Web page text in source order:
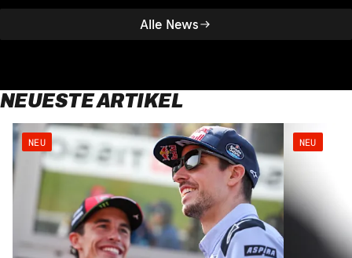
Alle News
NEUESTE ARTIKEL
NEU NEU